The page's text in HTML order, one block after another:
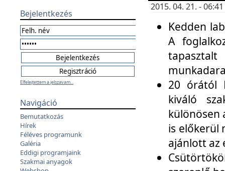
Bejelentkezés
Elfelejtettem a jelszavam...
Navigáció
Bemutatkozás
Hírek
Féléves programunk
Galéria
Eddigi programjaink
Szakmai anyagok
2015. 04. 21. -
Kedden
A
20 órától
kiváló
különösen
is előkerül
ajánlott az